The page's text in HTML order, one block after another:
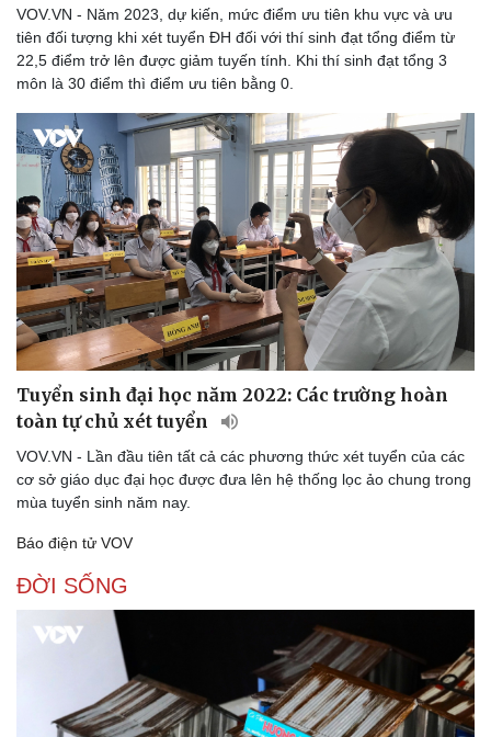
Thể thao
Bóng đá
Lịch thi đấu bóng đá
Thế giới thể thao
eSports
VOV.VN - Năm 2023, dự kiến, mức điểm ưu tiên khu vực và ưu
tiên đối tượng khi xét tuyển ĐH đối với thí sinh đạt tổng điểm từ
22,5 điểm trở lên được giảm tuyến tính. Khi thí sinh đạt tổng 3
môn là 30 điểm thì điểm ưu tiên bằng 0.
Tuyển sinh đại học năm 2022: Các trường hoàn
toàn tự chủ xét tuyển
VOV.VN - Lần đầu tiên tất cả các phương thức xét tuyển của các
cơ sở giáo dục đại học được đưa lên hệ thống lọc ảo chung trong
mùa tuyển sinh năm nay.
Báo điện tử VOV
ĐỜI SỐNG